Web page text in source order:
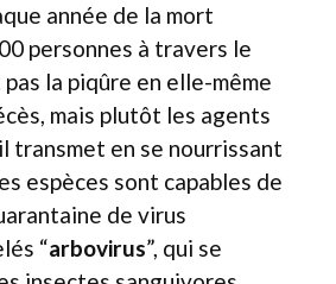
année de la mort
personnes à travers le
pas la piqûre en elle-même
mais plutôt les agents
transmet en se nourrissant
espèces sont capables de
de virus
“arbovirus”, qui se